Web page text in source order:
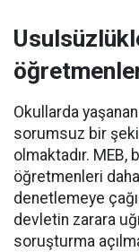
Okullarda
sorumsuz bir
olmaktadır. MEB,
öğretmenleri
denetlemeye
devletin zarara
soruşturma